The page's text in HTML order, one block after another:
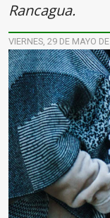
Rancagua.
VIERNES, 29 DE MAYO